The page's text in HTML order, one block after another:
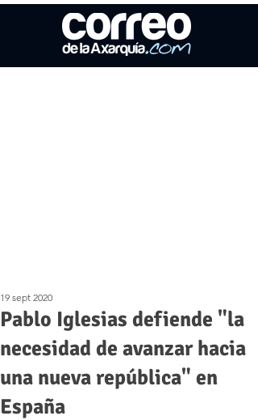
Pablo Iglesias defiende "la
necesidad de avanzar hacia
una nueva república" en
España
19 sept 2020